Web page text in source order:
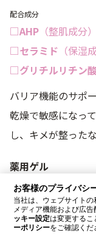
配合成分
□AHP （整肌成分）
□セラミド （保湿
□グリチルリチン
バリア機能のサポ
乾燥で敏感になっ
し、キメが整った
薬用ゲル
センシティブEX
【医薬部外品】
販売名：シーラボ
お客様のプライバシ
当社は、ウェブサイト
メディア機能および広
ッキー設定は変更するこ
ーポリシーをご確認くだ